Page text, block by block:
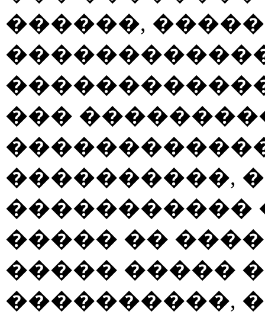
������,
���
����������,
�����������
����� ��
����� �����
����������,